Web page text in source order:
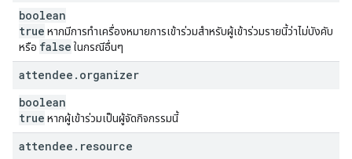
boolean
true หากมีการทำเครื่องหมายการเข้าร่วมสำหรับผู้เข้าร่วมรายนี้ว่าไม่บังคับ
หรือ false ในกรณีอื่นๆ
attendee . organizer
boolean
true หากผู้เข้าร่วมเป็นผู้จัดกิจกรรมนี้
attendee . resource